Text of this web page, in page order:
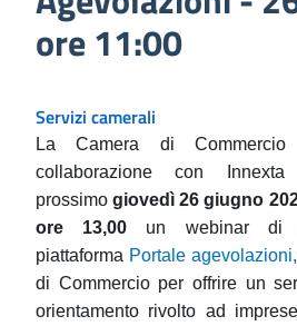
ore 11:00
Servizi camerali
La Camera di Commercio
collaborazione con
prossimo giovedì 26 giugno
ore 13,00 un webinar di
piattaforma Portale agevolazioni
di Commercio per offrireun
orientamento rivolto ad